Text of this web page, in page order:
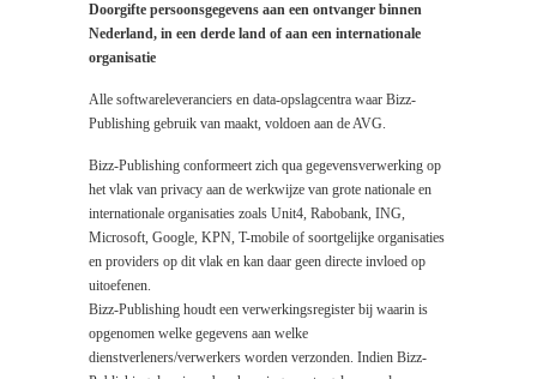
Doorgifte persoonsgegevens aan een ontvanger binnen
Nederland, in een derde land of aan een internationale
organisatie
Alle softwareleveranciers en data-opslagcentra waar Bizz-
Publishing gebruik van maakt, voldoen aan de AVG.
Bizz-Publishing conformeert zich qua gegevensverwerking op
het vlak van privacy aan de werkwijze van grote nationale en
internationale organisaties zoals Unit4, Rabobank, ING,
Microsoft, Google, KPN, T-mobile of soortgelijke organisaties
en providers op dit vlak en kan daar geen directe invloed op
uitoefenen.
Bizz-Publishing houdt een verwerkingsregister bij waarin is
opgenomen welke gegevens aan welke
dienstverleners/verwerkers worden verzonden. Indien Bizz-